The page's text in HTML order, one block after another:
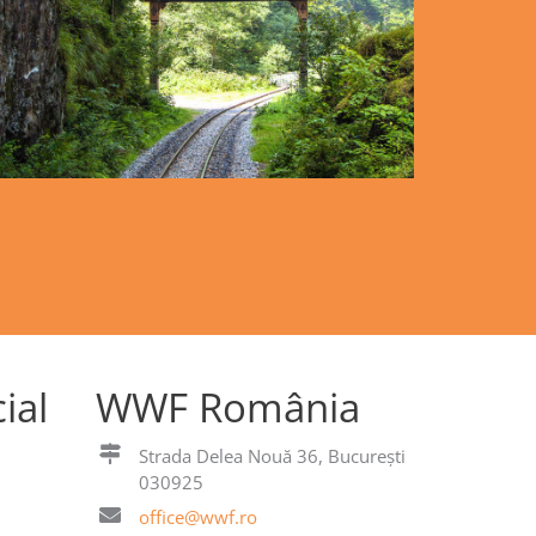
WWF România
Strada Delea Nouă 36, București
030925
office@wwf.ro